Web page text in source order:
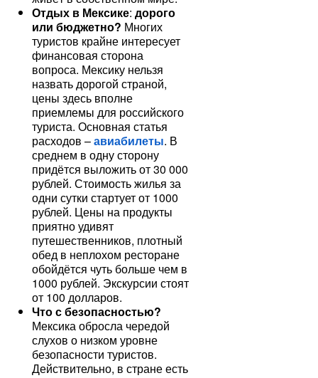
Отдых в Мексике: дорого
или бюджетно? Многих
туристов крайне интересует
финансовая сторона
вопроса. Мексику нельзя
назвать дорогой страной,
цены здесь вполне
приемлемы для российского
туриста. Основная статья
расходов –авиабилеты. В
среднем в одну сторону
придётся выложить от 30 000
рублей. Стоимость жилья за
одни сутки стартует от 1000
рублей. Цены на продукты
приятно удивят
путешественников, плотный
обед в неплохом ресторане
обойдётся чуть больше чем в
1000 рублей. Экскурсии стоят
от 100 долларов.
Что с безопасностью?
Мексика обросла чередой
слухов о низком уровне
безопасности туристов.
Действительно, в стране есть